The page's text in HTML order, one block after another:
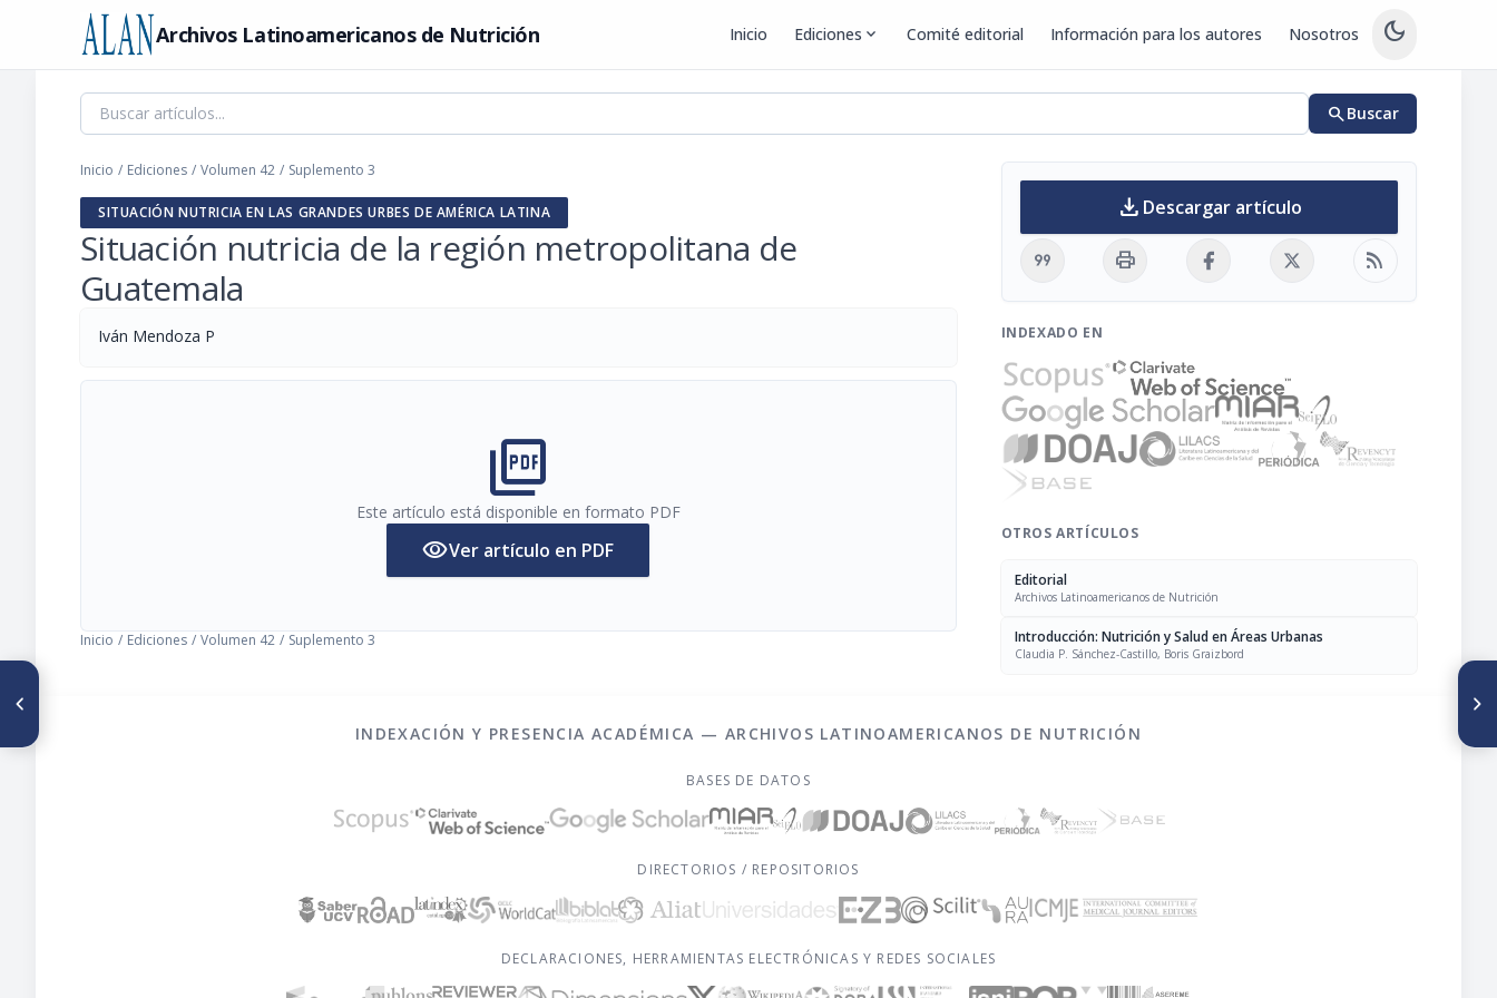
Archivos Latinoamericanos de Nutrición Inicio Ediciones expand_more Comité editorial Información para los autores Nosotros dark_mode
searchBuscar
Inicio / Ediciones / Volumen 42 / Suplemento 3
SITUACIÓN NUTRICIA EN LAS GRANDES URBES DE AMÉRICA LATINA
Situación nutricia de la región metropolitana de
Guatemala
Iván Mendoza P
picture_as_pdf
Este artículo está disponible en formato PDF
visibilityVer artículo en PDF
Inicio / Ediciones / Volumen 42 / Suplemento 3
download Descargar artículo
format_quote print rss_feed
INDEXADO EN
OTROS ARTÍCULOS
Editorial
Archivos Latinoamericanos de Nutrición
Introducción: Nutrición y Salud en Áreas Urbanas
Claudia P. Sánchez-Castillo, Boris Graizbord
INDEXACIÓN Y PRESENCIA ACADÉMICA — ARCHIVOS LATINOAMERICANOS DE NUTRICIÓN
BASES DE DATOS
DIRECTORIOS / REPOSITORIOS
DECLARACIONES, HERRAMIENTAS ELECTRÓNICAS Y REDES SOCIALES